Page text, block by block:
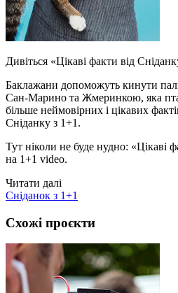
Дивіться «Цікаві факти від
Баклажани допоможуть кинути
Сан-Марино та Жмеринкою, яка
більше неймовірних і цікавих
Сніданку з 1+1.
Тут ніколи не буде нудно: «Цікаві
на 1+1 video.
Читати далі
Сніданок з 1+1
Схожі проєкти